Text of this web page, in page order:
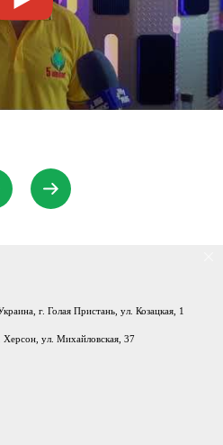
г. Голая Пристань, ул. Козацкая, 1
Херсон, ул. Михайловская, 37